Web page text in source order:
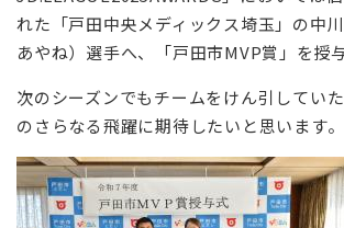
れた「戸田中央メディックス埼玉」の中
あやね）選手へ、「戸田市MVP賞」を授
次のシーズンでもチームをけん引してい
のさらなる飛躍に期待したいと思います。